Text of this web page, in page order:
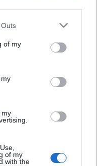
of my
my
of my
with the
që përfshiu Krujën
Shmangëm një